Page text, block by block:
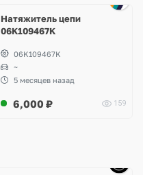
Натяжитель цепи
06K109467K
06K109467K
~
5 месяцев назад
6,000 ₽ 159